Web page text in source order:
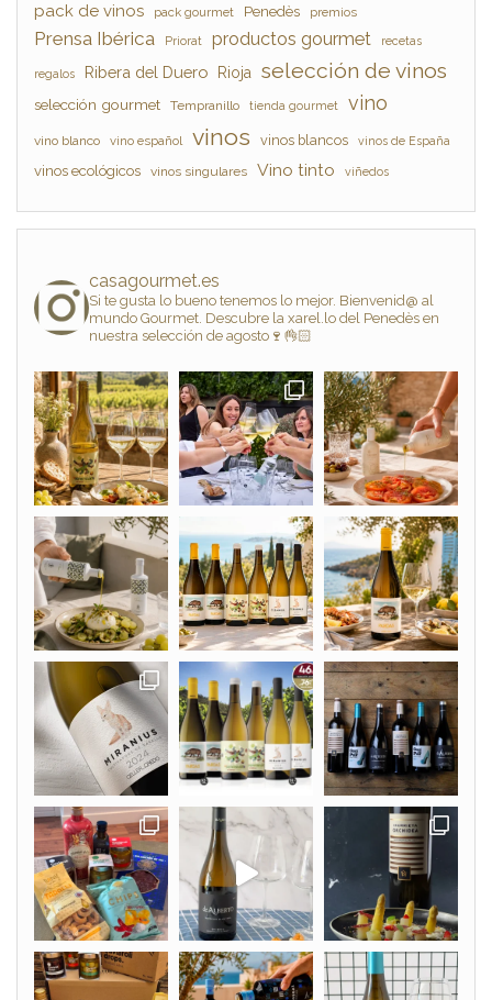
pack de vinos pack gourmet Penedès premios
Prensa Ibérica Priorat productos gourmet recetas
regalos Ribera del Duero Rioja selección de vinos
selección gourmet Tempranillo tienda gourmet vino
vino blanco vino español vinos vinos blancos vinos de España
vinos ecológicos vinos singulares Vino tinto viñedos
casagourmet.es
Si te gusta lo bueno tenemos lo mejor. Bienvenid@ al
mundo Gourmet. Descubre la xarel.lo del Penedès en
nuestra selección de agosto🍷👌🏻